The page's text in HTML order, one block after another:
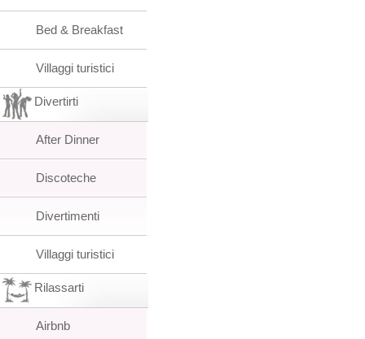
Bed & Breakfast
Villaggi turistici
Divertirti
After Dinner
Discoteche
Divertimenti
Villaggi turistici
Rilassarti
Airbnb